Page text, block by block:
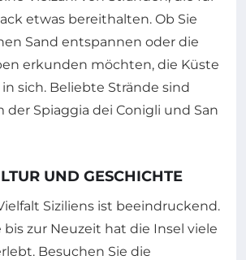
etwas bereithalten. Ob Sie
Sand entspannen oder die
erkunden möchten, die Küste
in sich. Beliebte Strände sind
der Spiaggia dei Conigli und San
UND GESCHICHTE
Siziliens ist beeindruckend.
zur Neuzeit hat die Insel viele
Besuchen Sie die